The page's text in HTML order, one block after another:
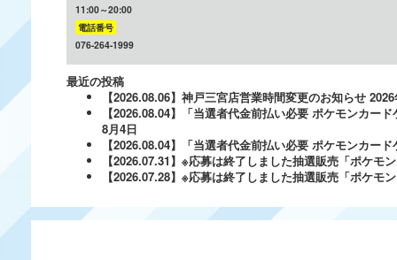
11:00～20:00
電話番号
076-264-1999
最近の投稿
【2026.08.06】神戸三宮店営業時間変更のお知らせ
【2026.08.04】「当選者代金前払い必要 ポケモンカー
8月4日
【2026.08.04】「当選者代金前払い必要 ポケモンカー
【2026.07.31】※応募は終了しました抽選販売「ポケ
【2026.07.28】※応募は終了しました抽選販売「ポケ